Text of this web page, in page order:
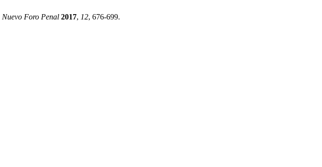
Nuevo Foro Penal 2017, 12, 676-699.